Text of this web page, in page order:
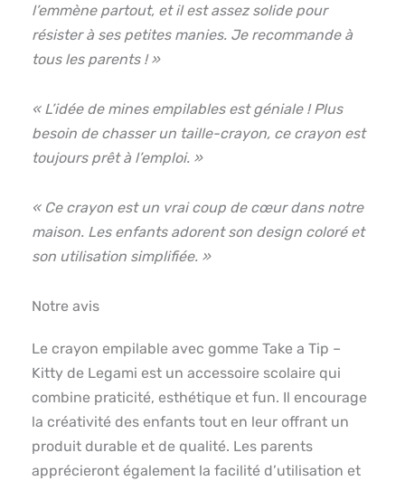
l’emmène partout, et il est assez solide pour
résister à ses petites manies. Je recommande à
tous les parents ! »
« L’idée de mines empilables est géniale ! Plus
besoin de chasser un taille-crayon, ce crayon est
toujours prêt à l’emploi. »
« Ce crayon est un vrai coup de cœur dans notre
maison. Les enfants adorent son design coloré et
son utilisation simplifiée. »
Notre avis
Le crayon empilable avec gomme Take a Tip –
Kitty de Legami est un accessoire scolaire qui
combine praticité, esthétique et fun. Il encourage
la créativité des enfants tout en leur offrant un
produit durable et de qualité. Les parents
apprécieront également la facilité d’utilisation et